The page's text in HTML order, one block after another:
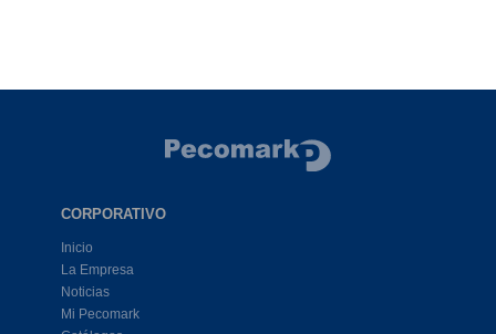
CORPORATIVO
Inicio
La Empresa
Noticias
Mi Pecomark